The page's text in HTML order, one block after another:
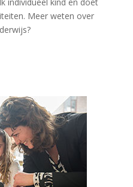
Meer weten over